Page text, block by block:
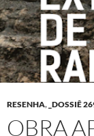
RESENHA, _DOSSIÊ
OBRA